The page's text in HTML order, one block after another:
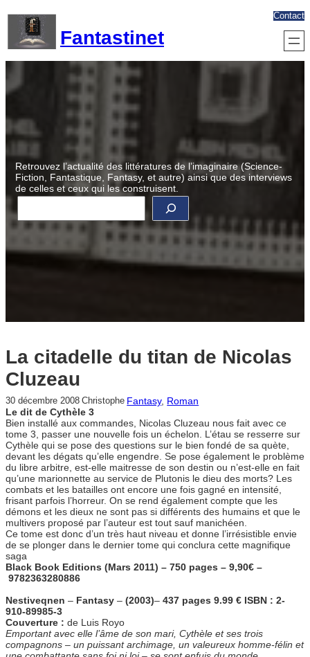
contenu
Fantastinet
Contact
Retrouvez l’actualité des littératures de l’imaginaire (Science-
Fiction, Fantastique, Fantasy, et autre) ainsi que des interviews
de celles et ceux qui les construisent.
R
c
r
La citadelle du titan de Nicolas
Cluzeau
30 décembre 2008 Christophe Fantasy, Roman
Le dit de Cythèle 3
Bien installé aux commandes, Nicolas Cluzeau nous fait avec ce
tome 3, passer une nouvelle fois un échelon. L’étau se resserre sur
Cythèle qui se pose des questions sur le bien fondé de sa quète,
devant les dégats qu’elle engendre. Se pose également le problème
du libre arbitre, est-elle maitresse de son destin ou n’est-elle en fait
qu’une marionnette au service de Plutonis le dieu des morts? Les
combats et les batailles ont encore une fois gagné en intensité,
frisant parfois l’horreur. On se rend également compte que les
démons et les dieux ne sont pas si différents des humains et que le
multivers proposé par l’auteur est tout sauf manichéen.
Ce tome est donc d’un très haut niveau et donne l’irrésistible envie
de se plonger dans le dernier tome qui conclura cette magnifique
saga
Black Book Editions (Mars 2011) – 750 pages – 9,90€ –
9782363280886
Nestiveqnen – Fantasy – (2003)– 437 pages 9.99 € ISBN : 2-
910-89985-3
Couverture : de Luis Royo
Emportant avec elle l’âme de son mari, Cythèle et ses trois
compagnons – un puissant archimage, un valeureux homme-félin et